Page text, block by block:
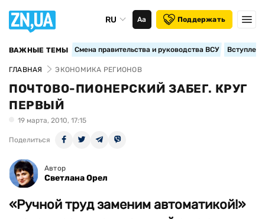
RU Аа Поддержать
ВАЖНЫЕ ТЕМЫ Смена правительства и руководства ВСУ
ГЛАВНАЯ ЭКОНОМИКА РЕГИОНОВ
ПОЧТОВО-ПИОНЕРСКИЙ ЗАБЕГ. КРУГ
ПЕРВЫЙ
19 марта, 2010, 17:15
Поделиться
Автор
Светлана Орел
«Ручной труд заменим автоматикой!»